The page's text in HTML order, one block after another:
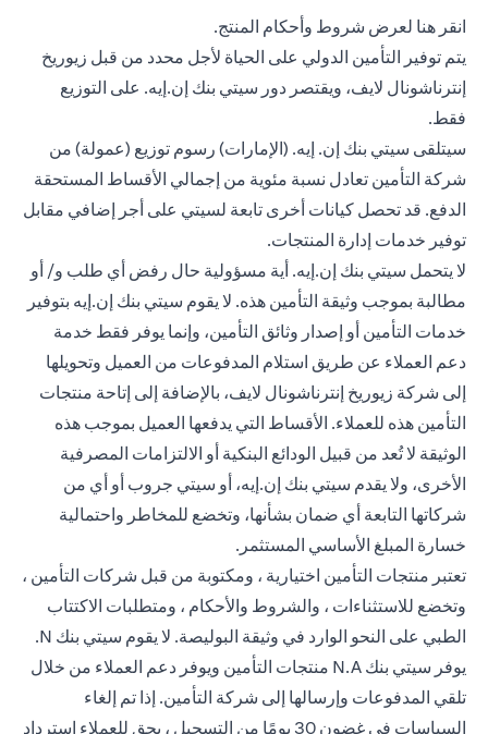
انقر هنا لعرض شروط وأحكام المنتج.
يتم توفير التأمين الدولي على الحياة لأجل محدد من قبل زيوريخ
إنترناشونال لايف، ويقتصر دور سيتي بنك إن.إيه. على التوزيع
فقط.
سيتلقى سيتي بنك إن. إيه. (الإمارات) رسوم توزيع (عمولة) من
شركة التأمين تعادل نسبة مئوية من إجمالي الأقساط المستحقة
الدفع. قد تحصل كيانات أخرى تابعة لسيتي على أجر إضافي مقابل
توفير خدمات إدارة المنتجات.
لا يتحمل سيتي بنك إن.إيه. أية مسؤولية حال رفض أي طلب و/ أو
مطالبة بموجب وثيقة التأمين هذه. لا يقوم سيتي بنك إن.إيه بتوفير
خدمات التأمين أو إصدار وثائق التأمين، وإنما يوفر فقط خدمة
دعم العملاء عن طريق استلام المدفوعات من العميل وتحويلها
إلى شركة زيوريخ إنترناشونال لايف، بالإضافة إلى إتاحة منتجات
التأمين هذه للعملاء. الأقساط التي يدفعها العميل بموجب هذه
الوثيقة لا تُعد من قبيل الودائع البنكية أو الالتزامات المصرفية
الأخرى، ولا يقدم سيتي بنك إن.إيه، أو سيتي جروب أو أي من
شركاتها التابعة أي ضمان بشأنها، وتخضع للمخاطر واحتمالية
خسارة المبلغ الأساسي المستثمر.
تعتبر منتجات التأمين اختيارية ، ومكتوبة من قبل شركات التأمين ،
وتخضع للاستثناءات ، والشروط والأحكام ، ومتطلبات الاكتتاب
الطبي على النحو الوارد في وثيقة البوليصة. لا يقوم سيتي بنك N.
يوفر سيتي بنك N.A منتجات التأمين ويوفر دعم العملاء من خلال
تلقي المدفوعات وإرسالها إلى شركة التأمين. إذا تم إلغاء
السياسات في غضون 30 يومًا من التسجيل ، يحق للعملاء استرداد